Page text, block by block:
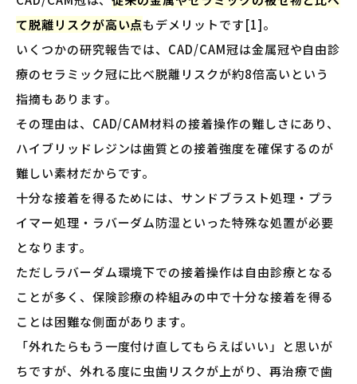
て脱離リスクが高い点もデメリットです[1]。
いくつかの研究報告では、CAD/CAM冠は金属冠や自由診
療のセラミック冠に比べ脱離リスクが約8倍高いという
指摘もあります。
その理由は、CAD/CAM材料の接着操作の難しさにあり、
ハイブリッドレジンは歯質との接着強度を確保するのが
難しい素材だからです。
十分な接着を得るためには、サンドブラスト処理・プラ
イマー処理・ラバーダム防湿といった特殊な処置が必要
となります。
ただしラバーダム環境下での接着操作は自由診療となる
ことが多く、保険診療の枠組みの中で十分な接着を得る
ことは困難な側面があります。
「外れたらもう一度付け直してもらえばいい」と思いが
ちですが、外れる度に虫歯リスクが上がり、再治療で歯